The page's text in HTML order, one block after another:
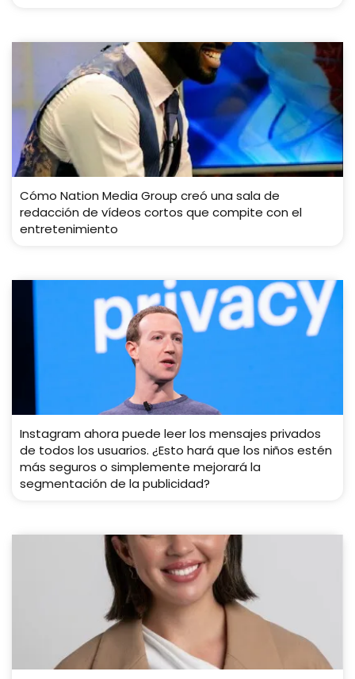
Cómo Nation Media Group creó una sala de
redacción de vídeos cortos que compite con el
entretenimiento
Instagram ahora puede leer los mensajes privados
de todos los usuarios. ¿Esto hará que los niños estén
más seguros o simplemente mejorará la
segmentación de la publicidad?